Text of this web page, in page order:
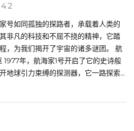
号如同孤独的探路者，承载着人类的
非凡的科技和不屈不挠的精神，它踏
，为我们揭开了宇宙的诸多谜团。 航
1977年，航海家1号开启了它的史诗般
地球引力束缚的探测器，它一路探索...